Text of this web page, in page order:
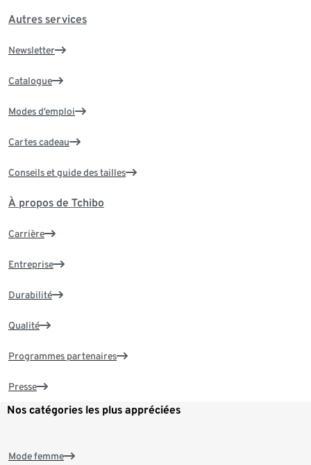
Autres services
Newsletter
Catalogue
Modes d’emploi
Cartes cadeau
Conseils et guide des tailles
À propos de Tchibo
Carrière
Entreprise
Durabilité
Qualité
Programmes partenaires
Presse
Nos catégories les plus appréciées
Mode femme